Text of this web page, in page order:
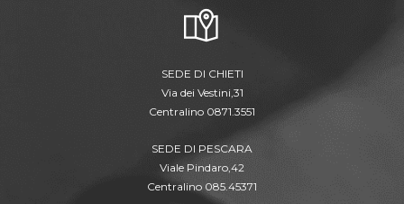
SEDE DI CHIETI
Via dei Vestini,31
Centralino 0871.3551
SEDE DI PESCARA
Viale Pindaro,42
Centralino 085.45371